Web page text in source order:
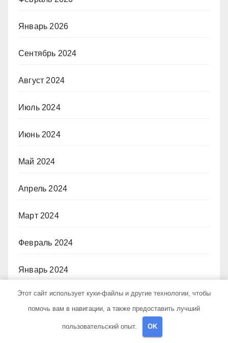
Январь 2026
Сентябрь 2024
Август 2024
Июль 2024
Июнь 2024
Май 2024
Апрель 2024
Март 2024
Февраль 2024
Январь 2024
Декабрь 2023
Ноябрь 2023
Этот сайт использует куки-файлы и другие технологии, чтобы
помочь вам в навигации, а также предоставить лучший
пользовательский опыт. OK